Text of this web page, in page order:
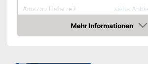
Amazon Lieferzeit
siehe
Mehr Informationen
Amazon